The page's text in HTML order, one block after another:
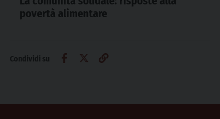
povertà alimentare
Condividi su